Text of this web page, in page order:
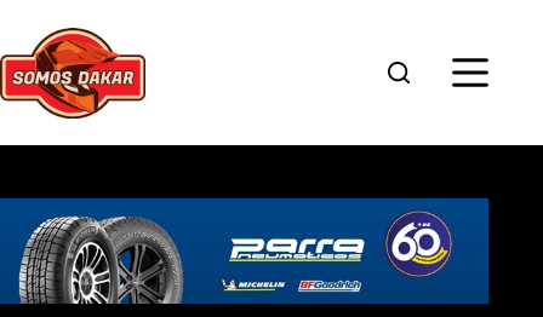
contenido